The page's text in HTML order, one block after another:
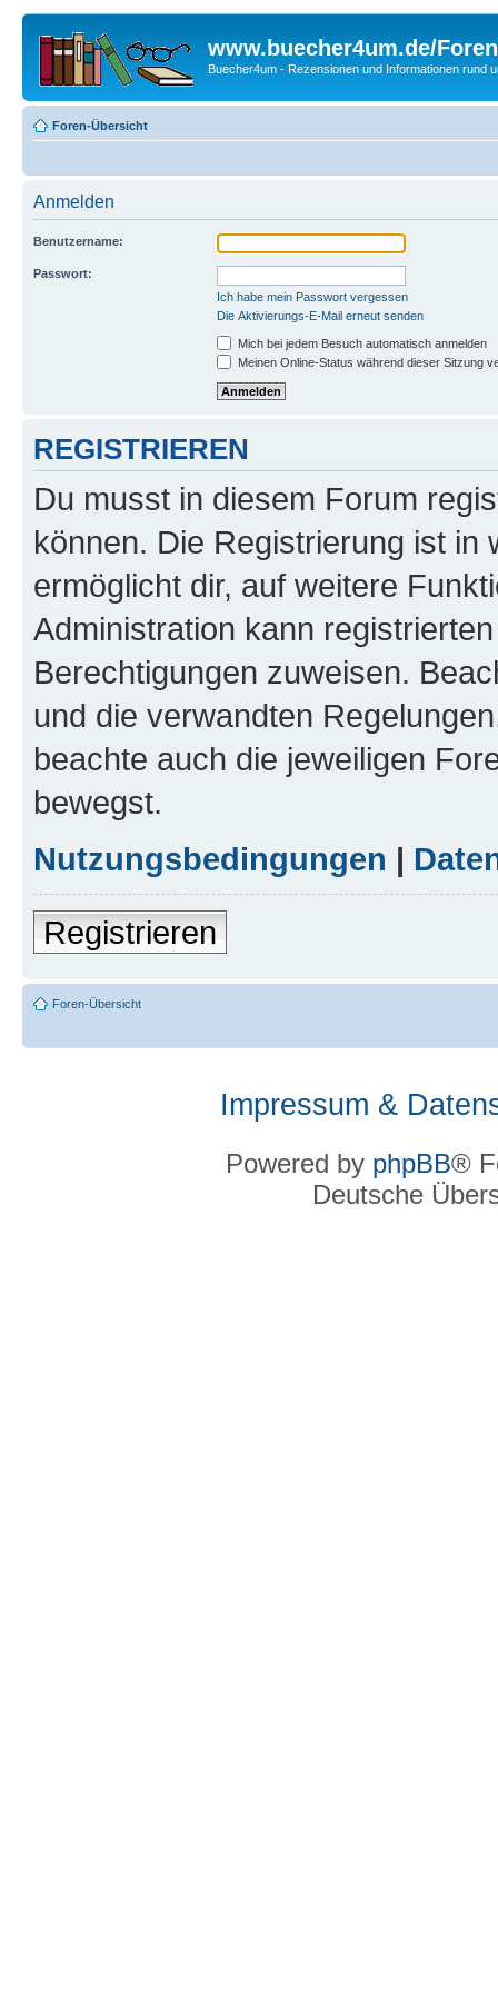
www.buecher4um.de/Foren
Buecher4um - Rezensionen und Informationen rund
Foren-Übersicht
Anmelden
Benutzername:
Passwort:
Ich habe mein Passwort vergessen
Die Aktivierungs-E-Mail erneut senden
Mich bei jedem Besuch automatisch anmelden
Meinen Online-Status während dieser Sitzung
REGISTRIEREN
Du musst in diesem Forum
können. Die Registrierung ist in
ermöglicht dir, auf weitere
Administration kann
Berechtigungen zuweisen.
und die verwandten
beachte auch die jeweiligen
bewegst.
Nutzungsbedingungen |
Registrieren
Foren-Übersicht
Impressum &
Powered by phpBB®
Deutsche